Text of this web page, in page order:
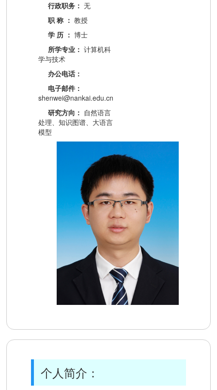
行政职务：无
职 称 ：教授
学 历 ：博士
所学专业：计算机科
学与技术
办公电话：
电子邮件：
shenwei@nankai.edu.cn
研究方向： 自然语言
处理、知识图谱、大语言
模型
个人简介：